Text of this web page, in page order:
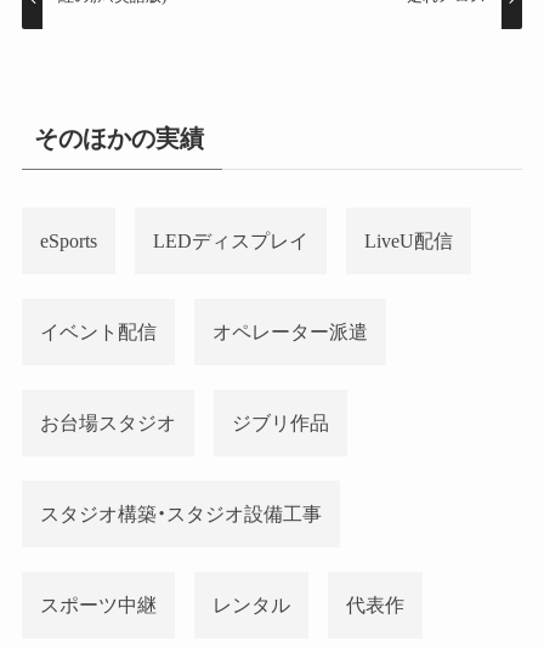
そのほかの実績
eSports LEDディスプレイ LiveU配信
イベント配信 オペレーター派遣
お台場スタジオ ジブリ作品
スタジオ構築・スタジオ設備工事
スポーツ中継 レンタル 代表作